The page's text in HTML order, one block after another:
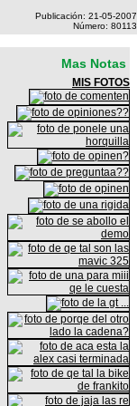
Publicación: 21-05-2007
Número: 80113
Mas Notas
MIS FOTOS